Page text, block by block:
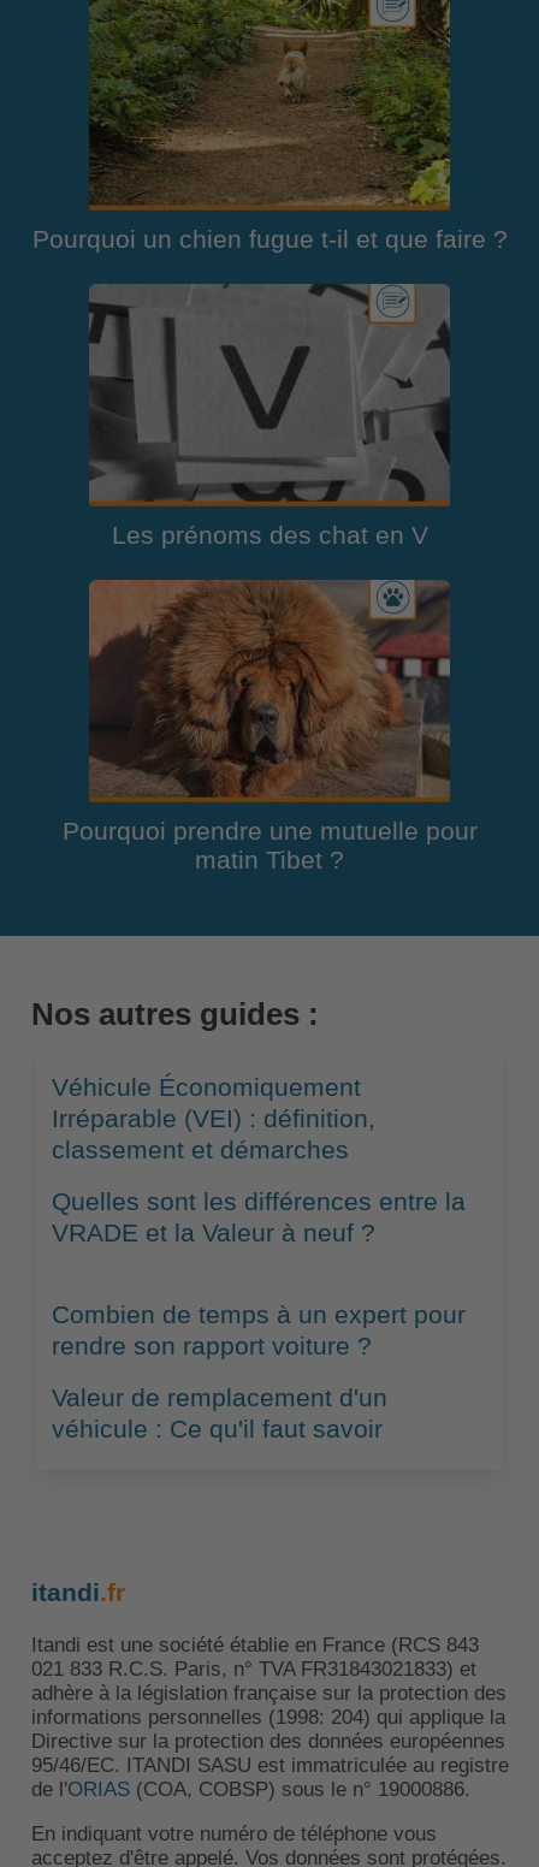
Pourquoi un chien fugue t-il et que faire ?
Les prénoms des chat en V
Pourquoi prendre une mutuelle pour
matin Tibet ?
Nos autres guides :
Véhicule Économiquement
Irréparable (VEI) : définition,
classement et démarches
Quelles sont les différences entre la
VRADE et la Valeur à neuf ?
Combien de temps à un expert pour
rendre son rapport voiture ?
Valeur de remplacement d'un
véhicule : Ce qu'il faut savoir
itandi.fr
Itandi est une société établie en France (RCS 843
021 833 R.C.S. Paris, n° TVA FR31843021833) et
adhère à la législation française sur la protection des
informations personnelles (1998: 204) qui applique la
Directive sur la protection des données européennes
95/46/EC. ITANDI SASU est immatriculée au registre
de l'ORIAS(COA, COBSP) sous le n° 19000886.
En indiquant votre numéro de téléphone vous
acceptez d'être appelé. Vos données sont protégées.